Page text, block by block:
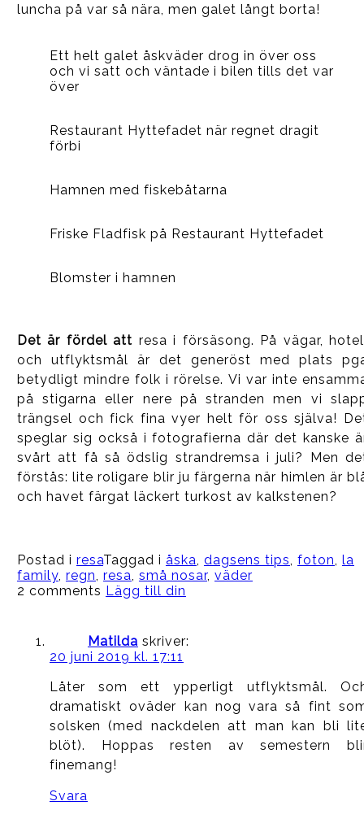
luncha på var så nära, men galet långt borta!
Ett helt galet åskväder drog in över oss
och vi satt och väntade i bilen tills det var
över
Restaurant Hyttefadet när regnet dragit
förbi
Hamnen med fiskebåtarna
Friske Fladfisk på Restaurant Hyttefadet
Blomster i hamnen
Det är fördel att resa i försäsong. På vägar,
och utflyktsmål är det generöst med plats
betydligt mindre folk i rörelse. Vi var inte
på stigarna eller nere på stranden men vi
trängsel och fick fina vyer helt för oss själva!
speglar sig också i fotografierna där det kanske
svårt att få så ödslig strandremsa i juli? Men
förstås: lite roligare blir ju färgerna när himlen är
och havet färgat läckert turkost av kalkstenen?
Postad i resaTaggad i åska, dagsens tips, foton, la
family, regn, resa, små nosar, väder
2 comments Lägg till din
Matilda skriver:
20 juni 2019 kl. 17:11
Låter som ett ypperligt utflyktsmål.
dramatiskt oväder kan nog vara så fint
solsken (med nackdelen att man kan bli
blöt). Hoppas resten av semestern
finemang!
Svara